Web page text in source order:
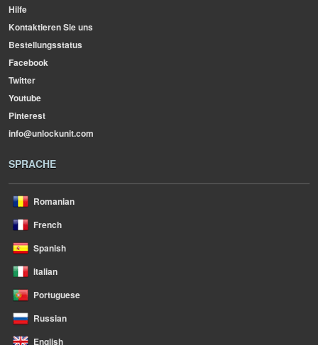
Hilfe
Kontaktieren Sie uns
Bestellungsstatus
Facebook
Twitter
Youtube
Pinterest
info@unlockunit.com
SPRACHE
Romanian
French
Spanish
Italian
Portuguese
Russian
English